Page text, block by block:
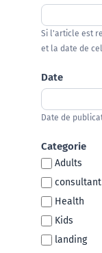
Si l'article est
et la date de
Date
Date de
Categorie
Adults
Health
Kids
landing